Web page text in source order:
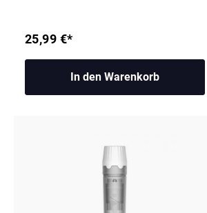
25,99 €*
In den Warenkorb